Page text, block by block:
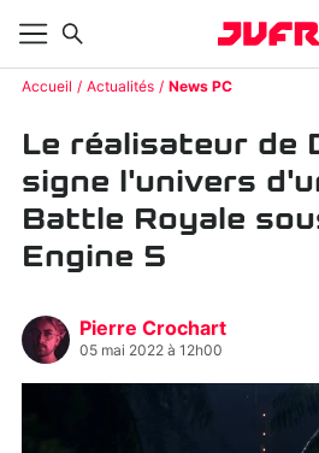
Accueil Actualités News PC
Le réalisateur de
signe l'univers
Battle Royale
Engine 5
Pierre Crochart
05 mai 2022 à 12h00